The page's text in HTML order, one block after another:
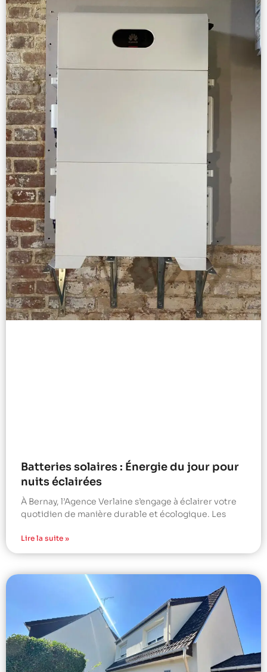
Batteries solaires : Énergie du jour pour
nuits éclairées
À Bernay, l’Agence Verlaine s’engage à éclairer votre
quotidien de manière durable et écologique. Les
Lire la suite »